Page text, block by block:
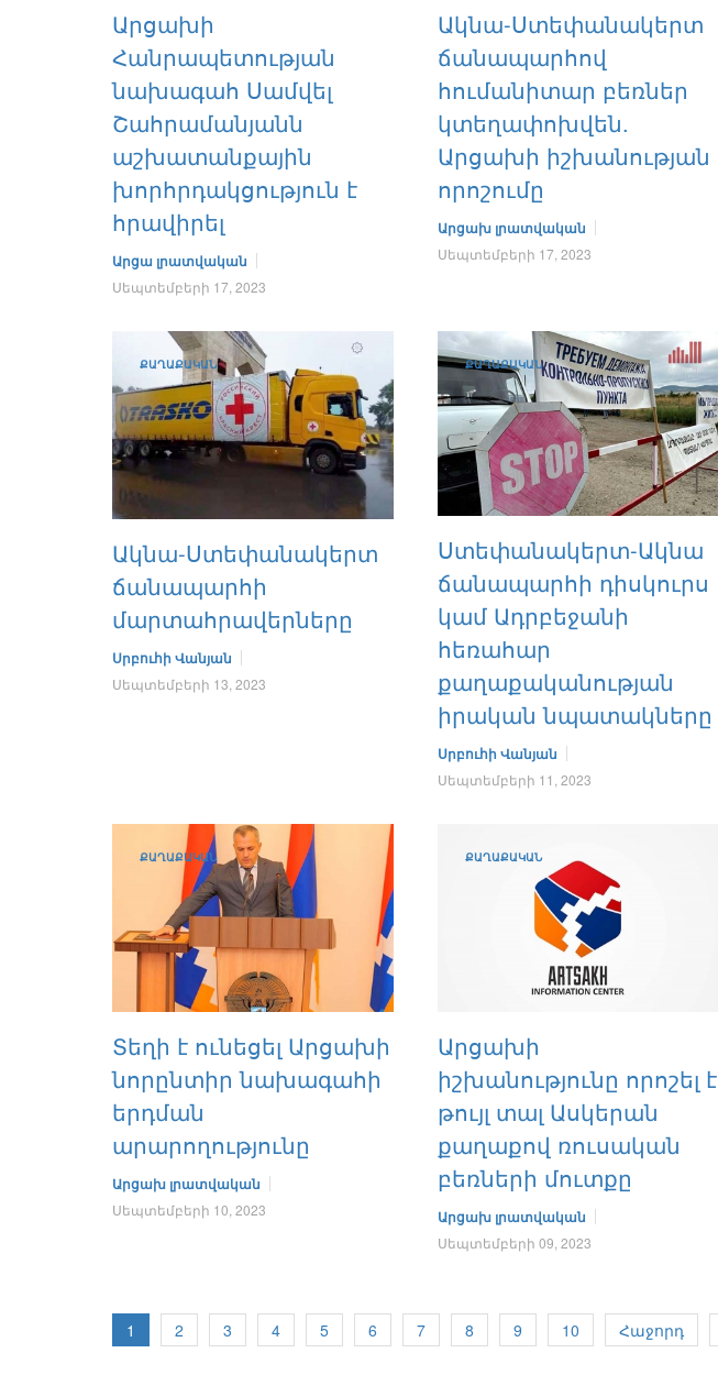
Արցախի
Հանրապետության
նախագահ Սամվել
Շահրամանյանն
աշխատանքային
խորհրդակցություն է
հրավիրել
Արցա լրատվական
Սեպտեմբերի 17, 2023
Ակնա-Ստեփանակերտ
ճանապարհով
հումանիտար բեռներ
կտեղափոխվեն.
Արցախի իշխանության
որոշումը
Արցախ լրատվական
Սեպտեմբերի 17, 2023
ՔԱՂԱՔԱԿԱՆ
Ակնա-Ստեփանակերտ
ճանապարհի
մարտահրավերները
Սրբուհի Վանյան
Սեպտեմբերի 13, 2023
ՔԱՂԱՔԱԿԱՆ
Ստեփանակերտ-Ակնա
ճանապարհի դիսկուրս
կամ Ադրբեջանի
հեռահար
քաղաքականության
իրական նպատակները
Սրբուհի Վանյան
Սեպտեմբերի 11, 2023
ՔԱՂԱՔԱԿԱՆ
Տեղի է ունեցել Արցախի
նորընտիր նախագահի
երդման
արարողությունը
Արցախ լրատվական
Սեպտեմբերի 10, 2023
ՔԱՂԱՔԱԿԱՆ
Արցախի
իշխանությունը որոշել է
թույլ տալ Ասկերան
քաղաքով ռուսական
բեռների մուտքը
Արցախ լրատվական
Սեպտեմբերի 09, 2023
1 2 3 4 5 6 7 8 9 10 Հաջորդ